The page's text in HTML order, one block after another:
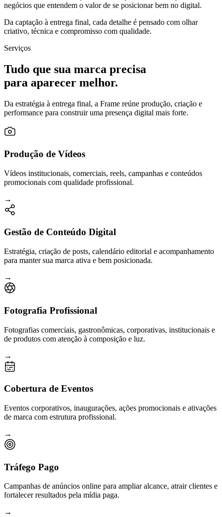
negócios que entendem o valor de se posicionar bem no digital.
Da captação à entrega final, cada detalhe é pensado com olhar
criativo, técnica e compromisso com qualidade.
Serviços
Tudo que sua marca precisa
para aparecer melhor.
Da estratégia à entrega final, a Frame reúne produção, criação e
performance para construir uma presença digital mais forte.
Produção de Vídeos
Vídeos institucionais, comerciais, reels, campanhas e conteúdos
promocionais com qualidade profissional.
→
Gestão de Conteúdo Digital
Estratégia, criação de posts, calendário editorial e acompanhamento
para manter sua marca ativa e bem posicionada.
→
Fotografia Profissional
Fotografias comerciais, gastronômicas, corporativas, institucionais e
de produtos com atenção à composição e luz.
→
Cobertura de Eventos
Eventos corporativos, inaugurações, ações promocionais e ativações
de marca com estrutura profissional.
→
Tráfego Pago
Campanhas de anúncios online para ampliar alcance, atrair clientes e
fortalecer resultados pela mídia paga.
→